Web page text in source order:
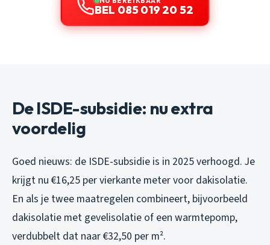
BEL 085 019 20 52
De ISDE-subsidie: nu extra
voordelig
Goed nieuws: de ISDE-subsidie is in 2025 verhoogd. Je
krijgt nu €16,25 per vierkante meter voor dakisolatie.
En als je twee maatregelen combineert, bijvoorbeeld
dakisolatie met gevelisolatie of een warmtepomp,
verdubbelt dat naar €32,50 per m².